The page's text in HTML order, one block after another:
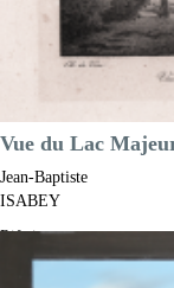
Vue du Lac
Jean-Baptiste
ISABEY
Riferimento:
Misure: